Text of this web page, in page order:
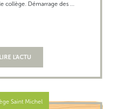
collège. Démarrage des ...
LIRE L'ACTU
Saint Michel